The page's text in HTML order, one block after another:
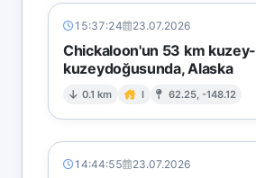
15:37:24 23.07.2026
Chickaloon'un 53 km kuzey-
kuzeydoğusunda, Alaska
0.1 km I 62.25, -148.12
14:44:55 23.07.2026